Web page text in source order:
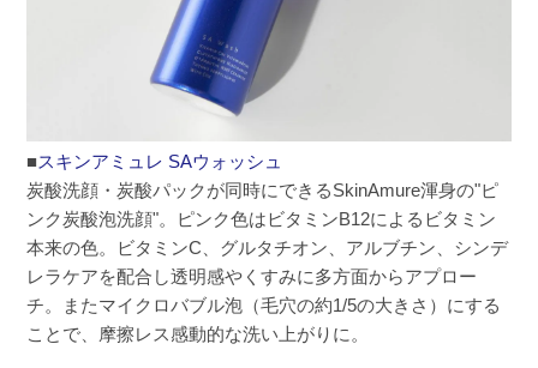
■スキンアミュレ SAウォッシュ
炭酸洗顔・炭酸パックが同時にできるSkinAmure渾身の"ピ
ンク炭酸泡洗顔"。ピンク色はビタミンB12によるビタミン
本来の色。ビタミンC、グルタチオン、アルブチン、シンデ
レラケアを配合し透明感やくすみに多方面からアプロー
チ。またマイクロバブル泡（毛穴の約1/5の大きさ）にする
ことで、摩擦レス感動的な洗い上がりに。